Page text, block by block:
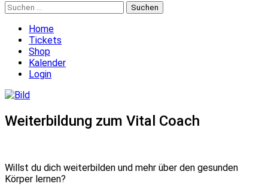
Suchen
nach:
Home
Tickets
Shop
Kalender
Login
Weiterbildung zum Vital Coach
Willst du dich weiterbilden und mehr über den gesunden
Körper lernen?